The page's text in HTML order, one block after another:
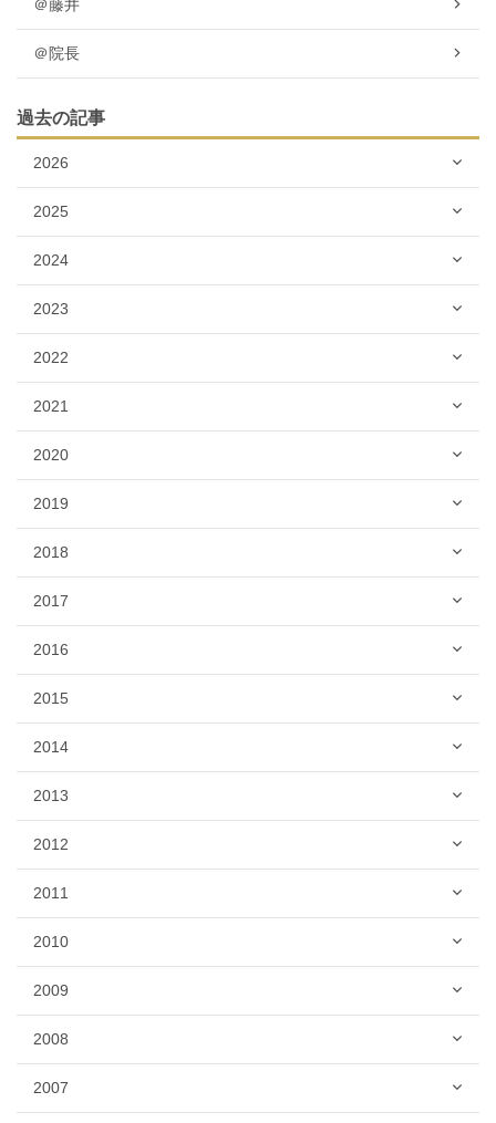
＠藤井
＠院長
過去の記事
2026
2025
2024
2023
2022
2021
2020
2019
2018
2017
2016
2015
2014
2013
2012
2011
2010
2009
2008
2007